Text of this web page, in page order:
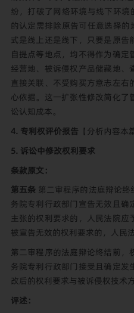
纷，打破了网络环境与线下环
的认定需排除原告可任意选择
式是线上还是线下，只要是原告
自提点等地点，均不得作为确
经营地、被诉侵权产品储藏地、
直接关联、不受购买方意志左
心依据。这一扩张性修改简化
讼认知成本。
4. 专利权评价报告 【分析内容本
5. 诉讼中修改权利要求
条款原文：
第五条第二审程序的法庭辩论终
务院专利行政部门宣告无效且
主张的权利要求的，人民法院应
被宣告无效的权利要求的，人民
第二审程序的法庭辩论终结前，
务院专利行政部门接受且确定
改后的权利要求与被诉侵权技术
评述：